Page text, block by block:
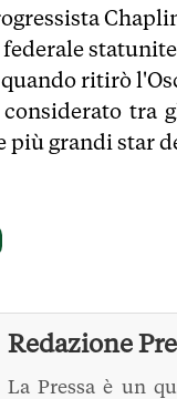
federale
ritirò
considerato
più grandi star
Redazione
La Pressa è un